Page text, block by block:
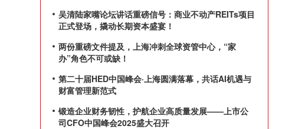
吴清陆家嘴论坛讲话重磅信号：商业不动产REITs项目
正式登场，撬动长期资本盛宴！
两份重磅文件提及，上海冲刺全球资管中心，“家
办”角色不可或缺！
第二十届HED中国峰会·上海圆满落幕，共话AI机遇与
财富管理新范式
锻造企业财务韧性，护航企业高质量发展——上市公
司CFO中国峰会2025盛大召开